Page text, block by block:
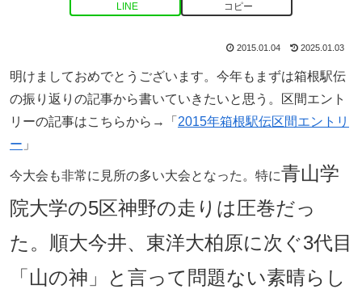
LINE コピー
2015.01.04 2025.01.03
明けましておめでとうございます。今年もまずは箱根駅伝
の振り返りの記事から書いていきたいと思う。区間エント
リーの記事はこちらから→「 2015年箱根駅伝区間エントリ
ー 」
今大会も非常に見所の多い大会となった。特に青山学
院大学の5区神野の走りは圧巻だっ
た。 順大今井、東洋大柏原に次ぐ3代目
「山の神」と言って問題ない素晴らし